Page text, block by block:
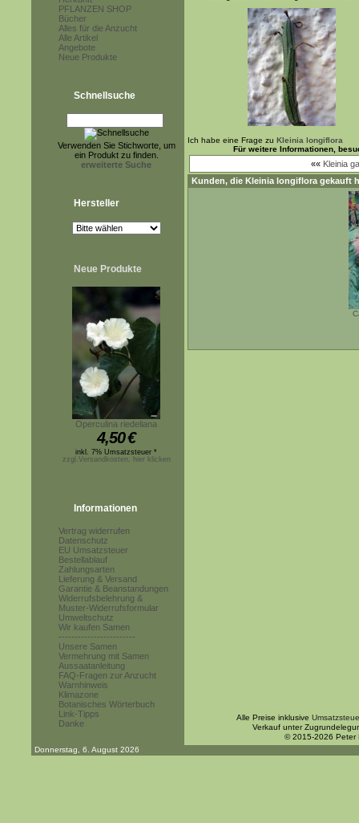
PFLANZEN SHOP
Bücher
Alles für die Anzucht
Alle Artikel
Angebote
Neue Produkte
Schnellsuche
Verwenden Sie Stichworte, um
ein Produkt zu finden.
erweiterte Suche
Hersteller
Neue Produkte
Operculina riedeliana
4,50€
inkl. 7% Umsatzsteuer *
zzgl.Versandkosten, hier klicken
Informationen
Vertrag widerrufen
Datenschutz
EU Umsatzsteuer
Bestellablauf
Zahlungsarten
Lieferung & Versand
Garantie & Beanstandungen
Widerrufsbelehrung &
Muster-Widerrufsformular
Umweltschutz
Wir kaufen Samen
------------------------
Unsere Samen
Vermehrung mit Samen
Aussaatanleitung
FAQ-Fragen zur Anzucht
Warnhinweis
Klimazone
Botanisches Wörterbuch
Link-Tipps
Danke
Ich habe eine Frage zu Kleinia longiflora
Für weitere Informationen,
«« Kleinia
Kunden, die Kleinia longiflora gekauft
Alle Preise inklusive
Verkauf unter
© 2015-2026 Peter
Donnerstag, 6. August 2026